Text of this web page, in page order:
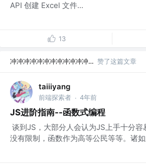
API 创建 Excel 文件...
13
冲冲冲冲冲冲冲冲冲冲冲冲冲冲冲 赞了这篇文章
taiiiyang
前端探索者 · 4年前
JS进阶指南--函数式编程
谈到JS，大部分人会认为JS上手十分容
没有限制，函数作为高等公民等等。诸